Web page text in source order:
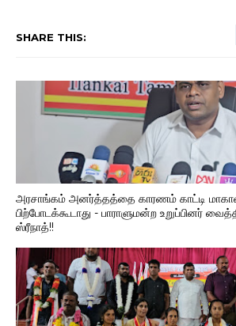
SHARE THIS:
அரசாங்கம் அனர்த்தத்தை காரணம் காட்டி
பிற்போடக்கூடாது - பாராளுமன்ற உறுப்பினர்
ஸ்ரீநாத்!!